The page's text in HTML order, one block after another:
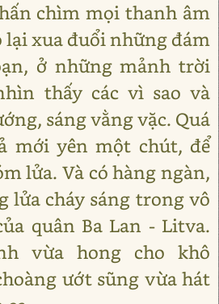
chìm mọi thanh âm
lại xua đuổi những đám
ở những mảnh trời
thấy các vì sao và
sáng vằng vặc. Quá
mới yên một chút, để
lửa. Và có hàng ngàn,
lửa cháy sáng trong vô
quân Ba Lan - Litva.
vừa hong cho khô
ướt sũng vừa hát